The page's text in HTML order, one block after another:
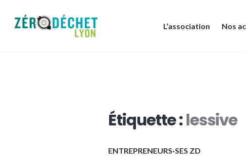
L’association Nos
Étiquette :lessive
ENTREPRENEURS·SES ZD